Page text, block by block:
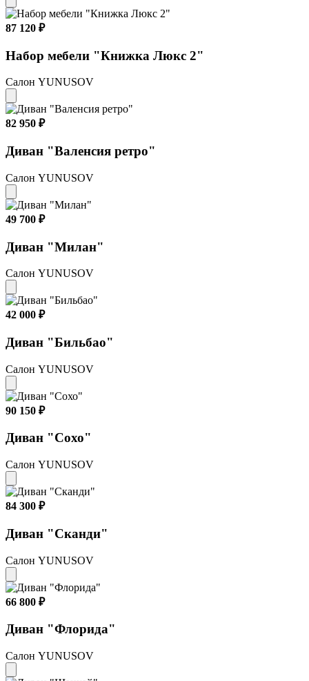
87 120 ₽
Набор мебели "Книжка Люкс 2"
Салон YUNUSOV
82 950 ₽
Диван "Валенсия ретро"
Салон YUNUSOV
49 700 ₽
Диван "Милан"
Салон YUNUSOV
42 000 ₽
Диван "Бильбао"
Салон YUNUSOV
90 150 ₽
Диван "Сохо"
Салон YUNUSOV
84 300 ₽
Диван "Сканди"
Салон YUNUSOV
66 800 ₽
Диван "Флорида"
Салон YUNUSOV